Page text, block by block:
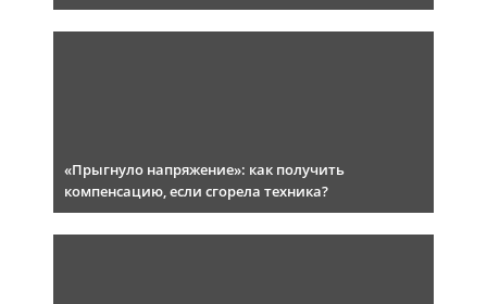
«Прыгнуло напряжение»: как получить
компенсацию, если сгорела техника?